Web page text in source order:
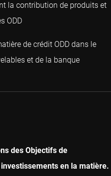
la contribution de produits et
ODD
de crédit ODD dans le
et de la banque
des Objectifs de
en la matière.